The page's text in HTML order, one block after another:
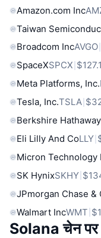
Amazon.com Inc
Taiwan
Broadcom IncAVGO
SpaceXSPCX
Meta Platforms, Inc.
Tesla, Inc.TSLA
Berkshire
Eli Lilly And CoLLY
Micron Technology
SK HynixSKHY
JPmorgan Chase &
Walmart IncWMT
Solana चेन पर